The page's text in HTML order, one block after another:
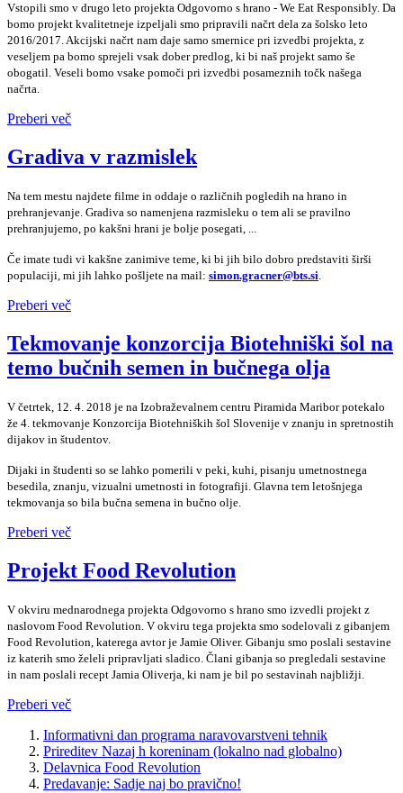
Vstopili smo v drugo leto projekta Odgovorno s hrano - We Eat Responsibly. Da
bomo projekt kvalitetneje izpeljali smo pripravili načrt dela za šolsko leto
2016/2017. Akcijski načrt nam daje samo smernice pri izvedbi projekta, z
veseljem pa bomo sprejeli vsak dober predlog, ki bi naš projekt samo še
obogatil. Veseli bomo vsake pomoči pri izvedbi posameznih točk našega
načrta.
Preberi več
Gradiva v razmislek
Na tem mestu najdete filme in oddaje o različnih pogledih na hrano in
prehranjevanje. Gradiva so namenjena razmisleku o tem ali se pravilno
prehranjujemo, po kakšni hrani je bolje posegati, ...
Če imate tudi vi kakšne zanimive teme, ki bi jih bilo dobro predstaviti širši
populaciji, mi jih lahko pošljete na mail: simon.gracner@bts.si
Preberi več
Tekmovanje konzorcija Biotehniški šol na
temo bučnih semen in bučnega olja
V četrtek, 12. 4. 2018 je na Izobraževalnem centru Piramida Maribor potekalo
že 4. tekmovanje Konzorcija Biotehniških šol Slovenije v znanju in spretnostih
dijakov in študentov.
Dijaki in študenti so se lahko pomerili v peki, kuhi, pisanju umetnostnega
besedila, znanju, vizualni umetnosti in fotografiji. Glavna tem letošnjega
tekmovanja so bila bučna semena in bučno olje.
Preberi več
Projekt Food Revolution
V okviru mednarodnega projekta Odgovorno s hrano smo izvedli projekt z
naslovom Food Revolution. V okviru tega projekta smo sodelovali z gibanjem
Food Revolution, katerega avtor je Jamie Oliver. Gibanju smo poslali sestavine
iz katerih smo želeli pripravljati sladico. Člani gibanja so pregledali sestavine
in nam poslali recept Jamia Oliverja, ki nam je bil po sestavinah najbližji.
Preberi več
Informativni dan programa naravovarstveni tehnik
Prireditev Nazaj h koreninam (lokalno nad globalno)
Delavnica Food Revolution
Predavanje: Sadje naj bo pravično!